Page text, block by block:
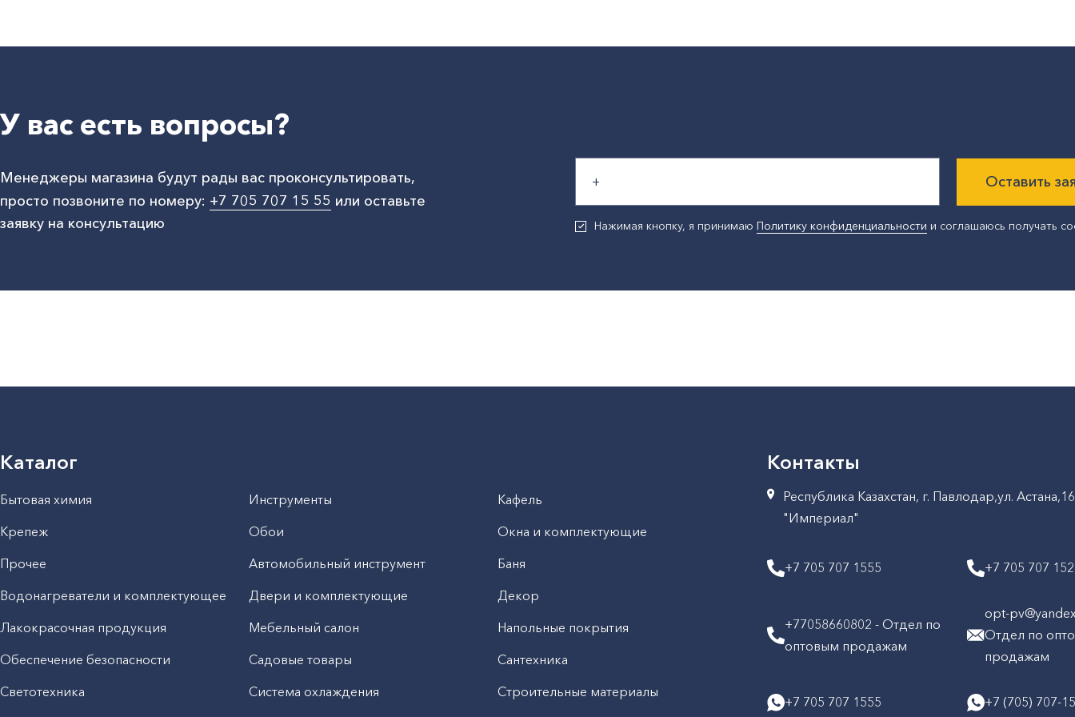
У вас есть вопросы?
Менеджеры магазина будут рады вас проконсультировать,
просто позвоните по номеру: +7 705 707 15 55 или оставьте
заявку на консультацию
Оставить
Нажимая кнопку, я принимаюПолитику конфиденциальности и соглашаюсь получать
Каталог
Бытовая химия Инструменты
Кафель
Крепеж
Обои
Окна и комплектующие
Прочее
Автомобильный инструмент
Баня
Водонагреватели и комплектующее
Двери и комплектующие
Декор
Лакокрасочная продукция
Мебельный салон
Напольные покрытия
Обеспечение безопасности
Садовые товары
Сантехника
Светотехника
Система охлаждения
Строительные материалы
Контакты
Республика Казахстан, г. Павлодар,ул.
"Империал"
+7 705 707 1555 +7 705 707
+77058660802 - Отдел по
оптовым продажам
opt-
Отдел по
продажам
+7 705 707 1555 +7 (705) 707-